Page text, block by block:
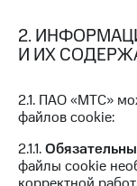
ТВ
Перейти
со своим
номером
музыка
и многое
другое
Семейная
группа
Скидка
на
общие
2.
И ИХ
2.1. ПАО «МТС»
файлов cookie:
2.1.1.
файлы cookie